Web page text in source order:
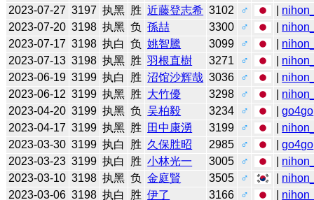
2023-07-27 3197 执黑 胜 近藤登志希 3102 ♂
2023-07-20 3198 执黑 负 孫喆 3300 ♂
2023-07-17 3198 执白 负 姚智騰 3099 ♂
2023-07-13 3198 执黑 胜 羽根直樹 3271 ♂
2023-06-19 3199 执白 胜 沼馆沙辉哉 3036 ♂
2023-06-12 3199 执黑 胜 大竹優 3298 ♂
2023-04-20 3199 执黑 负 吴柏毅 3234 ♂ |go4go
2023-04-17 3199 执黑 胜 田中康湧 3199 ♂
2023-03-30 3199 执白 胜 久保胜昭 2985 ♂ |go4go
2023-03-23 3199 执白 胜 小林光一 3005 ♂
2023-03-10 3198 执黑 负 金庭賢 3505 ♂
2023-03-06 3198 执白 胜 伊了 3166 ♂